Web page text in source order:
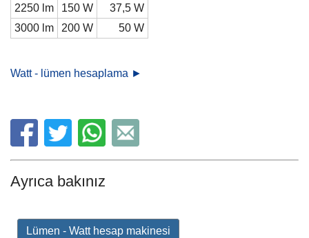
2250 lm
150 W
37,5 W
3000 lm
200 W 50 W
Watt - lümen hesaplama ►
Ayrıca bakınız
Lümen - Watt hesap makinesi